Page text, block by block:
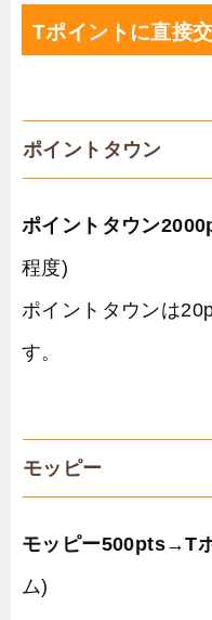
Tポイントに直接
ポイントタウン
ポイントタウン
程度)
ポイントタウンは
す。
モッピー
モッピー500pts→T
ム)